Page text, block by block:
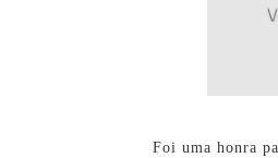
Foi uma honra